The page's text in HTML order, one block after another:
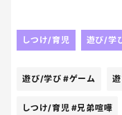
携帯禁止っていい
でも禁止ってあま
朝の支度やら、学
めてくれないかなぁ
しつけ/育児 遊び/学
遊び/学び #ゲーム
しつけ/育児 #兄弟喧嘩